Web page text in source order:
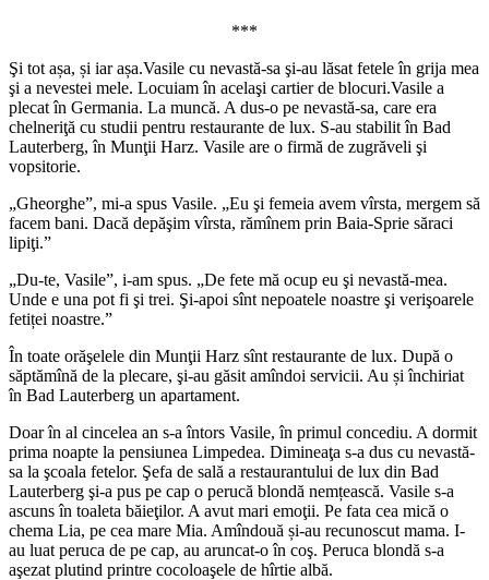
***
Şi tot așa, și iar așa.Vasile cu nevastă-sa şi-au lăsat fetele în grija mea
şi a nevestei mele. Locuiam în acelaşi cartier de blocuri.Vasile a
plecat în Germania. La muncă. A dus-o pe nevastă-sa, care era
chelneriţă cu studii pentru restaurante de lux. S-au stabilit în Bad
Lauterberg, în Munţii Harz. Vasile are o firmă de zugrăveli şi
vopsitorie.
„Gheorghe”, mi-a spus Vasile. „Eu şi femeia avem vîrsta, mergem să
facem bani. Dacă depăşim vîrsta, rămînem prin Baia-Sprie săraci
lipiţi.”
„Du-te, Vasile”, i-am spus. „De fete mă ocup eu şi nevastă-mea.
Unde e una pot fi şi trei. Şi-apoi sînt nepoatele noastre şi verişoarele
fetiței noastre.”
În toate orăşelele din Munţii Harz sînt restaurante de lux. După o
săptămînă de la plecare, şi-au găsit amîndoi servicii. Au și închiriat
în Bad Lauterberg un apartament.
Doar în al cincelea an s-a întors Vasile, în primul concediu. A dormit
prima noapte la pensiunea Limpedea. Dimineaţa s-a dus cu nevastă-
sa la şcoala fetelor. Şefa de sală a restaurantului de lux din Bad
Lauterberg şi-a pus pe cap o perucă blondă nemțească. Vasile s-a
ascuns în toaleta băieţilor. A avut mari emoţii. Pe fata cea mică o
chema Lia, pe cea mare Mia. Amîndouă și-au recunoscut mama. I-
au luat peruca de pe cap, au aruncat-o în coş. Peruca blondă s-a
aşezat plutind printre cocoloaşele de hîrtie albă.